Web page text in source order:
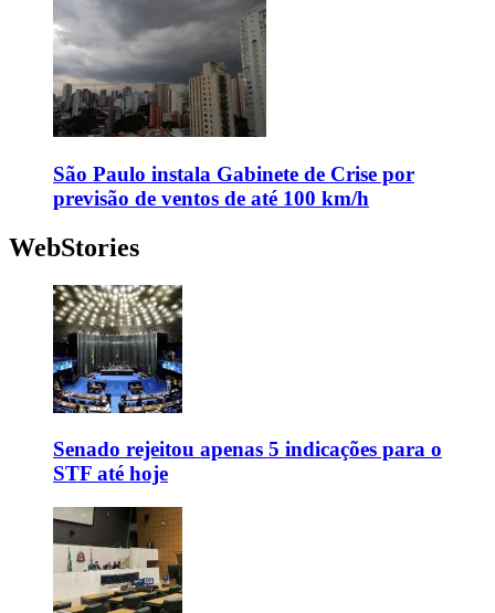
São Paulo instala Gabinete de Crise por
previsão de ventos de até 100 km/h
WebStories
Senado rejeitou apenas 5 indicações para o
STF até hoje